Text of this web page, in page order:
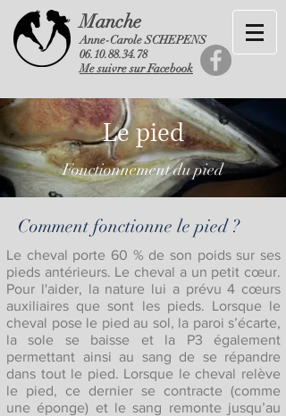
Manche
Anne-Carole SCHEPENS
06.10.88.34.78
Me suivre sur Facebook
Le pied
Fonctionnement du pied
Comment fonctionne le pied ?
Le cheval porte 60 % de son poids sur ses
pieds antérieurs. Le cheval a un petit cœur.
Pour l'aider, la nature lui a prévu 4 cœurs
auxiliaires que sont les pieds. Lorsque le
cheval pose le pied au sol, la paroi s’écarte,
la sole se baisse et la P3 également
permettant ainsi au sang de se répandre
dans tout le pied. Lorsque le cheval relève
le pied, ce dernier se contracte (comme
une éponge) et le sang remonte jusqu’au